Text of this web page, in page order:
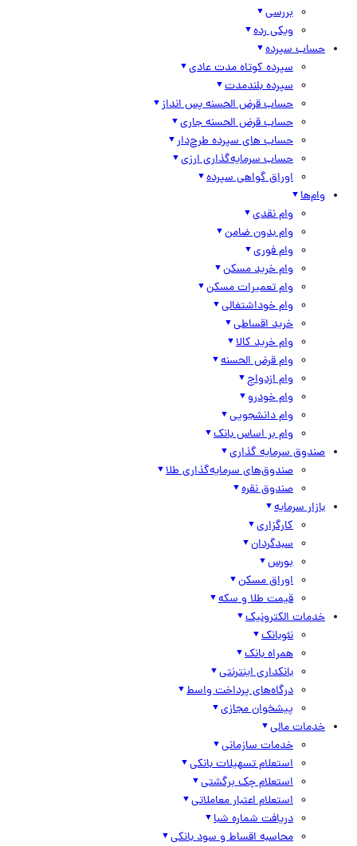
بررسی
ویکی رده
حساب سپرده
سپرده کوتاه مدت عادی
سپرده بلندمدت
حساب قرض الحسنه پس انداز
حساب قرض الحسنه جاری
حساب های سپرده طرح‌دار
حساب سرمایه‌گذاری ارزی
اوراق گواهی سپرده
وام‌ها
وام نقدی
وام بدون ضامن
وام فوری
وام خرید مسکن
وام تعمیرات مسکن
وام خوداشتغالی
خرید اقساطی
وام خرید کالا
وام قرض الحسنه
وام ازدواج
وام خودرو
وام دانشجویی
وام بر اساس بانک
صندوق سرمایه گذاری
صندوق‌های سرمایه‌گذاری طلا
صندوق نقره
بازار سرمایه
کارگزاری
سبدگردان
بورس
اوراق مسکن
قیمت طلا و سکه
خدمات الکترونیک
نئوبانک
همراه بانک
بانکداری اینترنتی
درگاه‌های پرداخت واسط
پیشخوان مجازی
خدمات مالی
خدمات سازمانی
استعلام تسهیلات بانکی
استعلام چک برگشتی
استعلام اعتبار معاملاتی
دریافت شماره شبا
محاسبه اقساط و سود بانکی